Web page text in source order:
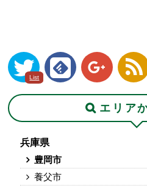
List
エリア
兵庫県
豊岡市
養父市